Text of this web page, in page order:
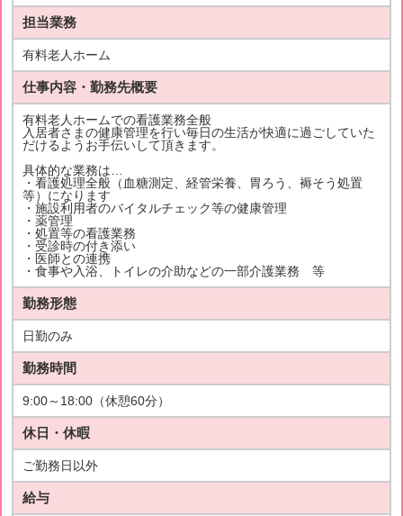
担当業務
有料老人ホーム
仕事内容・勤務先概要
有料老人ホームでの看護業務全般
入居者さまの健康管理を行い毎日の生活が快適に過ごしていた
だけるようお手伝いして頂きます。
具体的な業務は…
・看護処理全般（血糖測定、経管栄養、胃ろう、褥そう処置
等）になります
・施設利用者のバイタルチェック等の健康管理
・薬管理
・処置等の看護業務
・受診時の付き添い
・医師との連携
・食事や入浴、トイレの介助などの一部介護業務 等
勤務形態
日勤のみ
勤務時間
9:00～18:00（休憩60分）
休日・休暇
ご勤務日以外
給与